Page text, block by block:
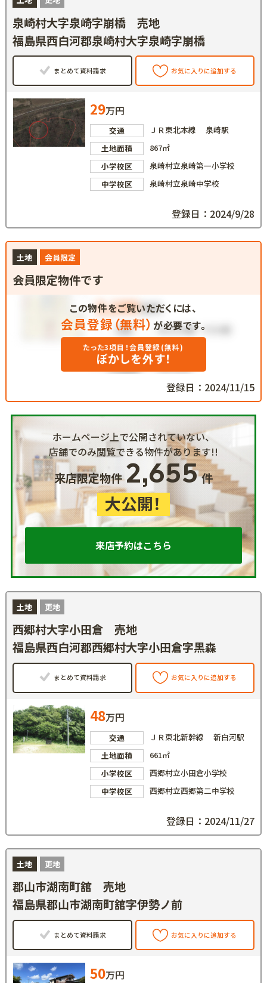
泉崎村大字泉崎字崩橋 売地
福島県西白河郡泉崎村大字泉崎字崩橋
まとめて資料請求 お気に入りに追加する
29万円
交通
ＪＲ東北本線 泉崎駅
土地面積
867㎡
小学校区
泉崎村立泉崎第一小学校
中学校区
泉崎村立泉崎中学校
登録日：2024/9/28
土地 会員限定
会員限定物件です
この物件をご覧いただくには、
会員登録（無料） が必要です。
たった3項目！会員登録(無料)
ぼかしを外す！
登録日：2024/11/15
ホームページ上で公開されていない、
店舗でのみ閲覧できる物件があります!!
来店限定物件2,655件
大公開！
来店予約はこちら
土地 更地
西郷村大字小田倉 売地
福島県西白河郡西郷村大字小田倉字黒森
まとめて資料請求 お気に入りに追加する
48万円
交通
ＪＲ東北新幹線 新白河駅
土地面積
661㎡
小学校区
西郷村立小田倉小学校
中学校区
西郷村立西郷第二中学校
登録日：2024/11/27
土地 更地
郡山市湖南町舘 売地
福島県郡山市湖南町舘字伊勢ノ前
まとめて資料請求 お気に入りに追加する
50万円